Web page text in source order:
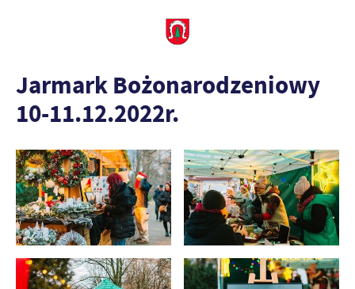
Jarmark Bożonarodzeniowy
10-11.12.2022r.